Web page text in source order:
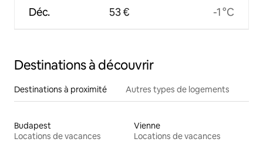
Déc. 53 € -1 °C
Destinations à découvrir
Destinations à proximité Autres types de logements
Budapest
Locations de vacances
Vienne
Locations de vacances